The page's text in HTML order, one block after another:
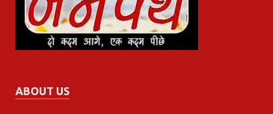
ABOUT US